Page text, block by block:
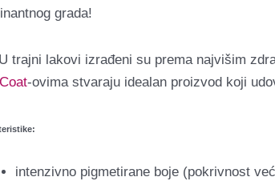
grada!
trajni lakovi izrađeni su prema najvišim
-ovima stvaraju idealan proizvod koji
intenzivno pigmetirane boje (pokrivnost